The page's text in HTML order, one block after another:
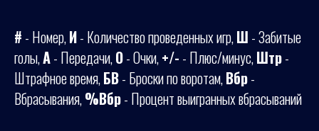
# - Номер,И- Количество проведенных игр,Ш - Забитые
голы,А- Передачи,О- Очки,+/- - Плюс/минус,Штр-
Штрафное время,БВ- Броски по воротам,Вбр-
Вбрасывания,%Вбр- Процент выигранных вбрасываний